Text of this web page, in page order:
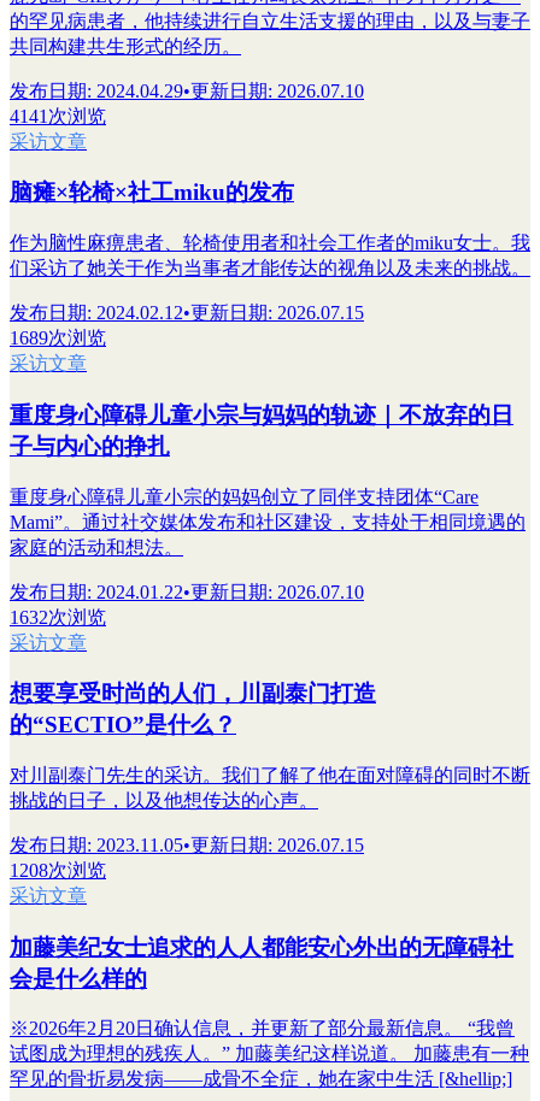
的罕见病患者，他持续进行自立生活支援的理由，以及与妻子
共同构建共生形式的经历。
发布日期: 2024.04.29•更新日期: 2026.07.10
4141次浏览
采访文章
脑瘫×轮椅×社工miku的发布
作为脑性麻痹患者、轮椅使用者和社会工作者的miku女士。我
们采访了她关于作为当事者才能传达的视角以及未来的挑战。
发布日期: 2024.02.12•更新日期: 2026.07.15
1689次浏览
采访文章
重度身心障碍儿童小宗与妈妈的轨迹｜不放弃的日
子与内心的挣扎
重度身心障碍儿童小宗的妈妈创立了同伴支持团体“Care
Mami”。通过社交媒体发布和社区建设，支持处于相同境遇的
家庭的活动和想法。
发布日期: 2024.01.22•更新日期: 2026.07.10
1632次浏览
采访文章
想要享受时尚的人们，川副泰门打造
的“SECTIO”是什么？
对川副泰门先生的采访。我们了解了他在面对障碍的同时不断
挑战的日子，以及他想传达的心声。
发布日期: 2023.11.05•更新日期: 2026.07.15
1208次浏览
采访文章
加藤美纪女士追求的人人都能安心外出的无障碍社
会是什么样的
※2026年2月20日确认信息，并更新了部分最新信息。 “我曾
试图成为理想的残疾人。” 加藤美纪这样说道。 加藤患有一种
罕见的骨折易发病——成骨不全症，她在家中生活 [&hellip;]